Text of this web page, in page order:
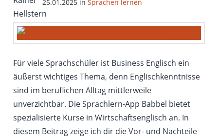
25.01.2025in Sprachen lernen
Für viele Sprachschüler ist Business Englisch ein
äußerst wichtiges Thema, denn Englischkenntnisse
sind im beruflichen Alltag mittlerweile
unverzichtbar. Die Sprachlern-App Babbel bietet
spezialisierte Kurse in Wirtschaftsenglisch an. In
diesem Beitrag zeige ich dir die Vor- und Nachteile